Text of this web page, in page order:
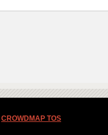
CROWDMAP TOS